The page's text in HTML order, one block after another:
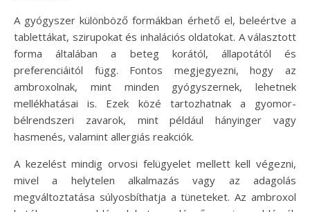
A gyógyszer különböző formákban érhető el, beleértve a
tablettákat, szirupokat és inhalációs oldatokat. A választott
forma általában a beteg korától, állapotától és
preferenciáitól függ. Fontos megjegyezni, hogy az
ambroxolnak, mint minden gyógyszernek, lehetnek
mellékhatásai is. Ezek közé tartozhatnak a gyomor-
bélrendszeri zavarok, mint például hányinger vagy
hasmenés, valamint allergiás reakciók.
A kezelést mindig orvosi felügyelet mellett kell végezni,
mivel a helytelen alkalmazás vagy az adagolás
megváltoztatása súlyosbíthatja a tüneteket. Az ambroxol